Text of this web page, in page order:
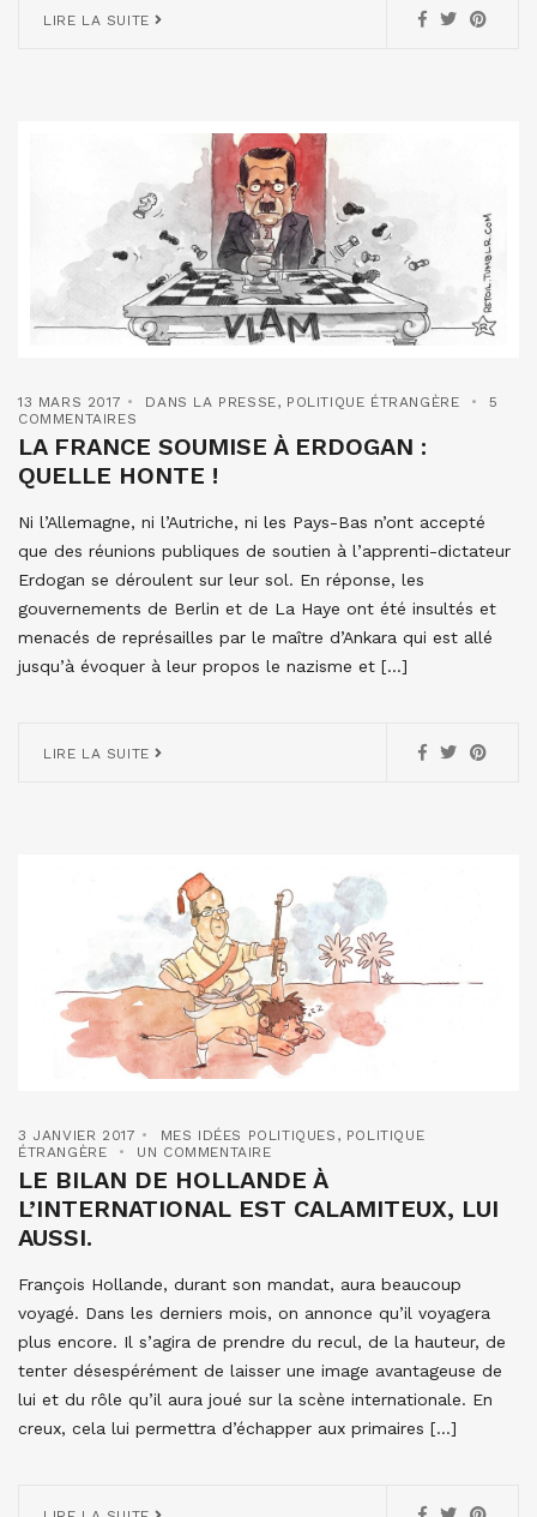
LIRE LA SUITE
13 MARS 2017 DANS LA PRESSE, POLITIQUE ÉTRANGÈRE
5
COMMENTAIRES
LA FRANCE SOUMISE À ERDOGAN :
QUELLE HONTE !
Ni l’Allemagne, ni l’Autriche, ni les Pays-Bas n’ont accepté
que des réunions publiques de soutien à l’apprenti-dictateur
Erdogan se déroulent sur leur sol. En réponse, les
gouvernements de Berlin et de La Haye ont été insultés et
menacés de représailles par le maître d’Ankara qui est allé
jusqu’à évoquer à leur propos le nazisme et […]
LIRE LA SUITE
3 JANVIER 2017 MES IDÉES POLITIQUES , POLITIQUE
ÉTRANGÈRE
UN COMMENTAIRE
LE BILAN DE HOLLANDE À
L’INTERNATIONAL EST CALAMITEUX, LUI
AUSSI.
François Hollande, durant son mandat, aura beaucoup
voyagé. Dans les derniers mois, on annonce qu’il voyagera
plus encore. Il s’agira de prendre du recul, de la hauteur, de
tenter désespérément de laisser une image avantageuse de
lui et du rôle qu’il aura joué sur la scène internationale. En
creux, cela lui permettra d’échapper aux primaires […]